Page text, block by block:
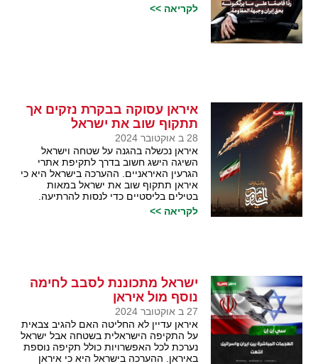
לקריאה >>
איראן עסוקה בבקרת נזקים אך
תתקוף שוב את ישראל
28 ב אוקטובר 2024
איראן נכשלה בהגנה על שטחה וישראל
השיגה הישג חשוב בדרך לתקיפת אתרי
הגרעין האיראניים. ההערכה בישראל היא כי
איראן תתקוף שוב את ישראל במאות
בטילים בליסטיים כדי לנסות להרתיעה.
לקריאה >>
ישראל מתכוננת לסבב לחימה
נוסף מול איראן
27 ב אוקטובר 2024
איראן עדיין לא החליטה האם להגיב צבאית
על התקיפה הישראלית בשטחה אבל ישראל
נערכת לכל האפשרויות כולל תקיפה נוספת
באיראן. ההערכה בישראל היא כי איראן